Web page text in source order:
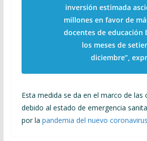
inversión estimada
millones en favor de
docentes de educación
los meses de
diciembre”,
Esta medida se da en el marco de las
debido al estado de emergencia
por la pandemia del nuevo